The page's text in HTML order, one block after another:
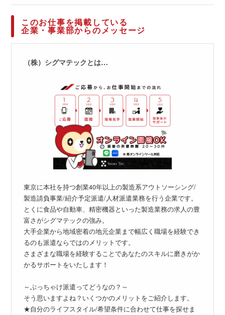
このお仕事を掲載している
企業・事業部からのメッセージ
（株）シグマテックとは…
東京に本社を持つ創業40年以上の製造系アウトソーシング/
製造請負事業/紹介予定派遣/人材派遣業務を行う企業です。
とくに食品や自動車、精密機器といった製造業務の求人の豊
富さがシグマテックの強み。
大手企業から地域密着の地元企業まで幅広く職場を経験でき
るのも派遣ならではのメリットです。
さまざまな職場を経験することであなたのスキルに磨きがか
かるサポートをいたします！
～ぶっちゃけ派遣ってどうなの？～
そう思いますよね？いくつかのメリットをご紹介します。
★自分のライフスタイル/希望条件に合わせて仕事を探せま